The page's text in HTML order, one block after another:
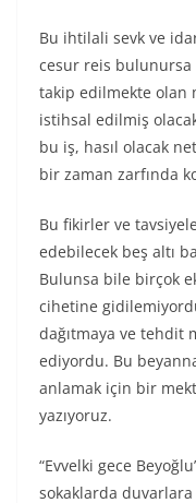
Bu ihtilali sevk ve
cesur reis
takip edilmekte olan
istihsal edilmiş
bu iş, hasıl olacak
bir zaman zarfında
Bu fikirler ve
edebilecek beş altı
Bulunsa bile birçok
cihetine
dağıtmaya ve tehdit
ediyordu. Bu
anlamak için bir
yazıyoruz.
“Evvelki gece
sokaklarda duvarlara